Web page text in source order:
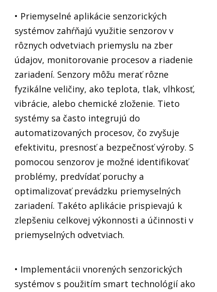
• Priemyselné aplikácie senzorických
systémov zahŕňajú využitie senzorov v
rôznych odvetviach priemyslu na zber
údajov, monitorovanie procesov a riadenie
zariadení. Senzory môžu merať rôzne
fyzikálne veličiny, ako teplota, tlak, vlhkosť,
vibrácie, alebo chemické zloženie. Tieto
systémy sa často integrujú do
automatizovaných procesov, čo zvyšuje
efektivitu, presnosť a bezpečnosť výroby. S
pomocou senzorov je možné identifikovať
problémy, predvídať poruchy a
optimalizovať prevádzku priemyselných
zariadení. Takéto aplikácie prispievajú k
zlepšeniu celkovej výkonnosti a účinnosti v
priemyselných odvetviach.
• Implementácii vnorených senzorických
systémov s použitím smart technológií ako